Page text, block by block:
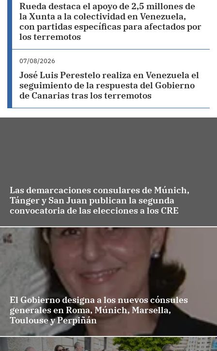
Rueda destaca el apoyo de 2,5 millones de
la Xunta a la colectividad en Venezuela,
con partidas específicas para afectados por
los terremotos
07/08/2026
José Luis Perestelo realiza en Venezuela el
seguimiento de la respuesta del Gobierno
de Canarias tras los terremotos
Las demarcaciones consulares de Múnich,
Tánger y San Juan publican la segunda
convocatoria de las elecciones a los CRE
El Gobierno designa a los nuevos cónsules
generales en Roma, Múnich, Marsella,
Toulouse y Perpiñán